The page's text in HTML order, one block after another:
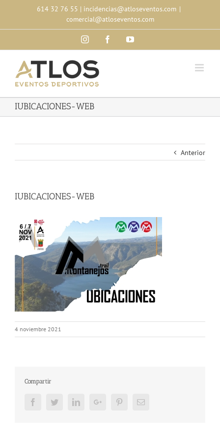
content
614 32 76 55 | incidencias@atloseventos.com |
comercial@atloseventos.com
InstagramFacebookYouTube
IUBICACIONES-WEB
Anterior
IUBICACIONES-WEB
4 noviembre 2021
Compartir
FacebookTwitterLinkedInGoogle+ PinterestEmail